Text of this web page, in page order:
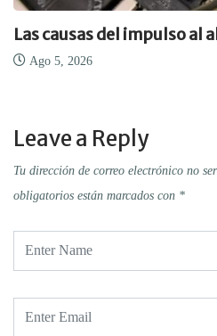
Las causas del impulso al
Ago 5, 2026
Leave a Reply
Tu dirección de correo electrónico no
obligatorios están marcados con *